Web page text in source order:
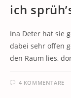
ich
Ina Deter hat sie
dabei sehr offen
den Raum lies,
4 KOMMENTARE